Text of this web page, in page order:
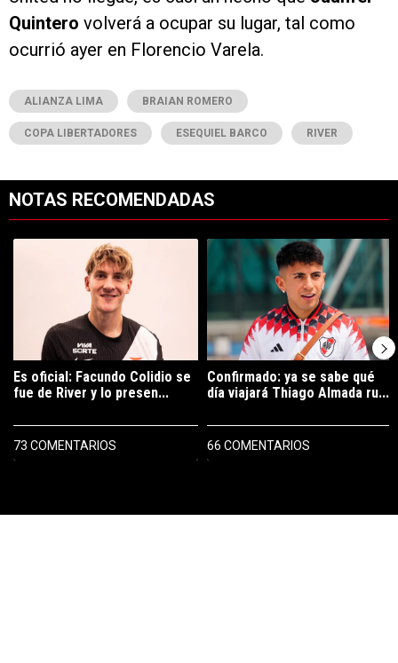
Quintero volverá a ocupar su lugar, tal como
ocurrió ayer en Florencio Varela.
ALIANZA LIMA BRAIAN ROMERO
COPA LIBERTADORES ESEQUIEL BARCO RIVER
NOTAS RECOMENDADAS
Un artículo de tendencia con el título "Es oficial: Facundo Colidio
Es oficial: Facundo Colidio se
fue de River y lo presen...
73 COMENTARIOS
Un artículo de tendencia con el
Confirmado: ya se sabe qué
día viajará Thiago Almada ru...
66 COMENTARIOS